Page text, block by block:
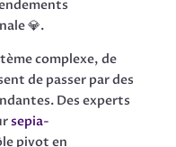
💎.
complexe, de
de passer par des
Des experts
sepia-
pivot en